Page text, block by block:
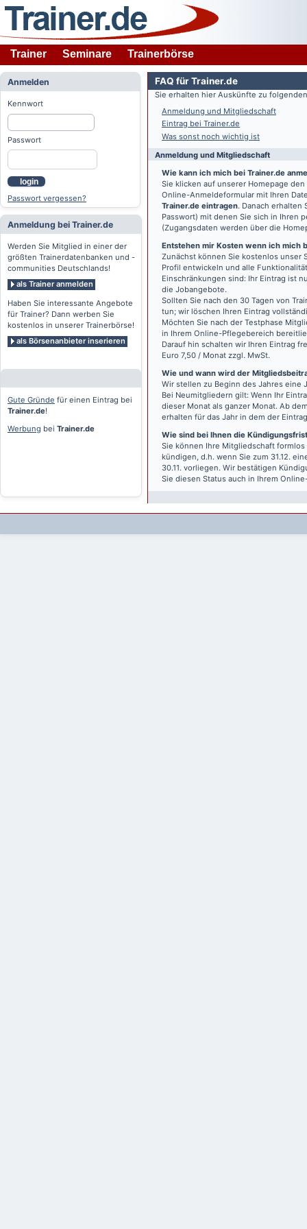
Trainer Seminare Trainerbörse
Anmelden
Kennwort
Passwort
login
Passwort vergessen?
Anmeldung bei Trainer.de
Werden Sie Mitglied in einer der
größten Trainerdatenbanken und -
communities Deutschlands!
als Trainer anmelden
Haben Sie interessante Angebote
für Trainer? Dann werben Sie
kostenlos in unserer Trainerbörse!
als Börsenanbieter inserieren
Gute Gründe für einen Eintrag bei
Trainer.de!
Werbung bei Trainer.de
FAQ für Trainer.de
Sie erhalten hier Auskünfte zu
Anmeldung und Mitgliedschaft
Eintrag bei Trainer.de
Was sonst noch wichtig ist
Anmeldung und Mitgliedschaft
Wie kann ich mich bei Trainer.de
Sie klicken auf unserer Homepage
Online-Anmeldeformular mit Ihren
Trainer.de eintragen. Danach erhalten
Passwort) mit denen Sie sich in Ihren
(Zugangsdaten werden über die
Entstehen mir Kosten wenn ich mich
Zunächst können Sie kostenlos unser
Profil entwickeln und alle
Einschränkungen sind: Ihr Eintrag ist
die Jobangebote.
Sollten Sie nach den 30 Tagen von
tun; wir löschen Ihren Eintrag
Möchten Sie nach der Testphase
in Ihrem Online-Pflegebereich
Darauf hin schalten wir Ihren Eintrag
Euro 7,50 / Monat zzgl. MwSt.
Wie und wann wird der
Wir stellen zu Beginn des Jahres eine
Bei Neumitgliedern gilt: Wenn Ihr
dieser Monat als ganzer Monat. Ab
erhalten für das Jahr in dem der
Wie sind bei Ihnen die
Sie können Ihre Mitgliedschaft
kündigen, d.h. wenn Sie zum 31.12.
30.11. vorliegen. Wir bestätigen
Sie diesen Status auch in Ihrem